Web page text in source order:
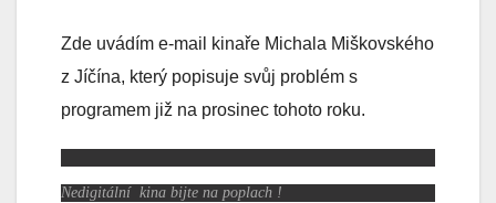
Zde uvádím e-mail kinaře Michala Miškovského
z Jíčína, který popisuje svůj problém s
programem již na prosinec tohoto roku.
Nedigitální kina bijte na poplach !